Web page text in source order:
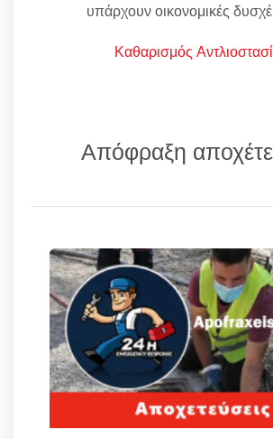
υπάρχουν οικονομικές
Καθαρισμός
Απόφραξη